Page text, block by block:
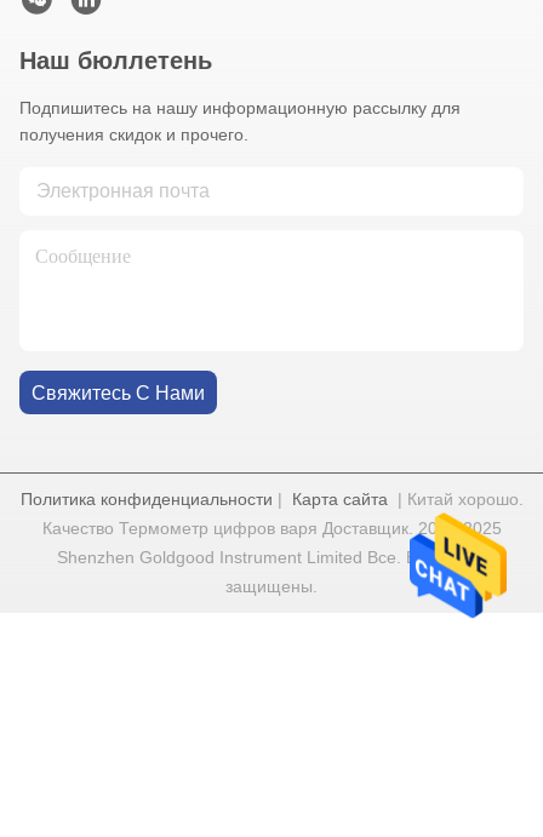
Наш бюллетень
Подпишитесь на нашу информационную рассылку для
получения скидок и прочего.
Свяжитесь С Нами
Политика конфиденциальности | Карта сайта| Китай хорошо.
Качество Термометр цифров варя Доставщик. 2022-2025
Shenzhen Goldgood Instrument Limited Все. Все права
защищены.